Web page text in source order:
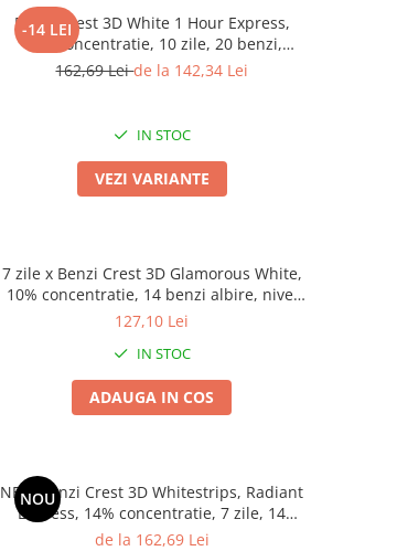
-14 LEI
Benzi Crest 3D White 1 Hour Express,
12% concentratie, 10 zile, 20 benzi,
aplicare 60 min, nivel albire 12, benzi
162,69 Leide la 142,34 Lei
IN STOC
VEZI VARIANTE
7 zile x Benzi Crest 3D Glamorous White,
10% concentratie, 14 benzi albire, nivel
albire 4-5, aplicare 30 min, benzi albire
127,10 Lei
IN STOC
ADAUGA IN COS
NOU
NEW Benzi Crest 3D Whitestrips, Radiant
Express, 14% concentratie, 7 zile, 14
benzi, nivel albire 9, aplicare 60 min,
de la 162,69 Lei